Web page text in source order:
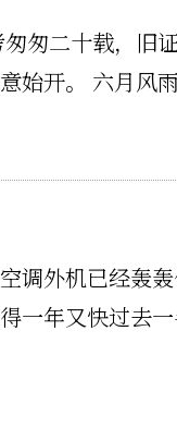
匆匆二十载，旧
始开。 六月风
调外机已经轰
一年又快过去